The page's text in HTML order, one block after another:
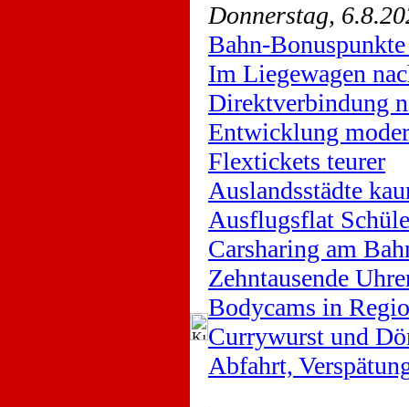
Donnerstag,
Bahn-
Im Liegewagen
Direktverbindung
Entwicklung
Flextickets teurer
Auslandsstädte
Ausflugsflat
Carsharing am
Zehntausende
Bodycams in
Currywurst und
Abfahrt,